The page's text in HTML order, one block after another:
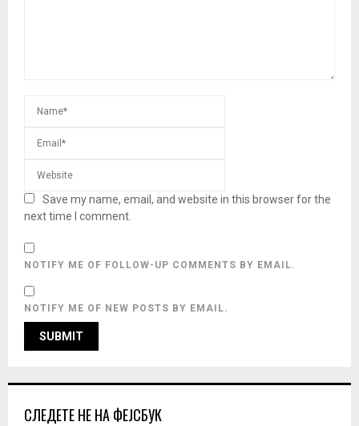
Save my name, email, and website in this browser for the
next time I comment.
NOTIFY ME OF FOLLOW-UP COMMENTS BY EMAIL.
NOTIFY ME OF NEW POSTS BY EMAIL.
СЛЕДЕТЕ НЕ НА ФЕЈСБУК